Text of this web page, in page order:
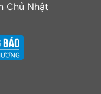
Chủ Nhật